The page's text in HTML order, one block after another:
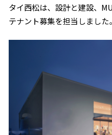
タイ西松は、設計と建設、
テナント募集を担当しました。